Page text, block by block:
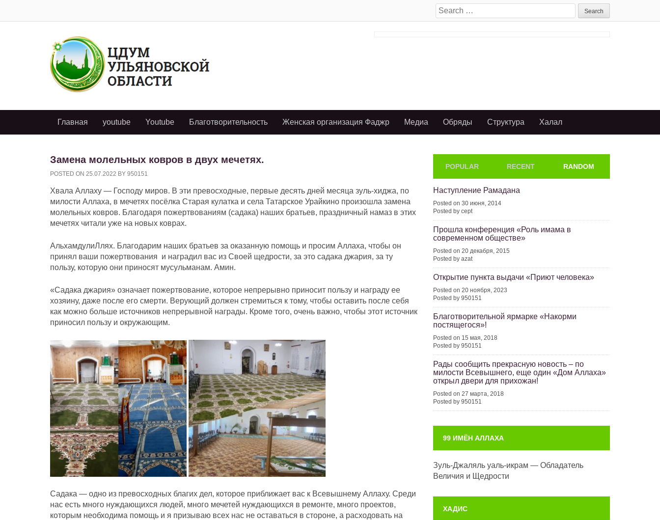
Search
for:
Главная youtube Youtube Благотворительность Женская организация Фаджр Медиа Обряды Структура Халал
Замена молельных ковров в двух мечетях.
POSTED ON 25.07.2022 BY 950151
Хвала Аллаху — Господу миров. В эти превосходные, первые десять дней месяца зуль-хиджа, по
милости Аллаха, в мечетях посёлка Старая кулатка и села Татарское Урайкино произошла замена
молельных ковров. Благодаря пожертвованиям (садака) наших братьев, праздничный намаз в этих
мечетях читали уже на новых коврах.
АльхамдулиЛлях. Благодарим наших братьев за оказанную помощь и просим Аллаха, чтобы он
принял ваши пожертвования и наградил вас из Своей щедрости, за это садака джария, за ту
пользу, которую они приносят мусульманам. Амин.
«Садака джария» означает пожертвование, которое непрерывно приносит пользу и награду ее
хозяину, даже после его смерти. Верующий должен стремиться к тому, чтобы оставить после себя
как можно больше источников непрерывной награды. Кроме того, очень важно, чтобы этот источник
приносил пользу и окружающим.
Садака — одно из превосходных благих дел, которое приближает вас к Всевышнему Аллаху. Среди
нас есть много нуждающихся людей, много мечетей нуждающихся в ремонте, много проектов,
которым необходима помощь и я призываю всех нас не оставаться в стороне, а расходовать на
POPULAR RECENT RANDOM
Наступление Рамадана
Posted on 30 июня, 2014
Posted by cept
Прошла конференция «Роль имама в
современном обществе»
Posted on 20 декабря, 2015
Posted by azat
Открытие пункта выдачи «Приют человека»
Posted on 20 ноября, 2023
Posted by 950151
Благотворительной ярмарке «Накорми
постящегося»!
Posted on 15 мая, 2018
Posted by 950151
Рады сообщить прекрасную новость – по
милости Всевышнего, еще один «Дом Аллаха»
открыл двери для прихожан!
Posted on 27 марта, 2018
Posted by 950151
99 ИМЁН АЛЛАХА
Зуль-Джаляль уаль-икрам — Обладатель
Величия и Щедрости
ХАДИС